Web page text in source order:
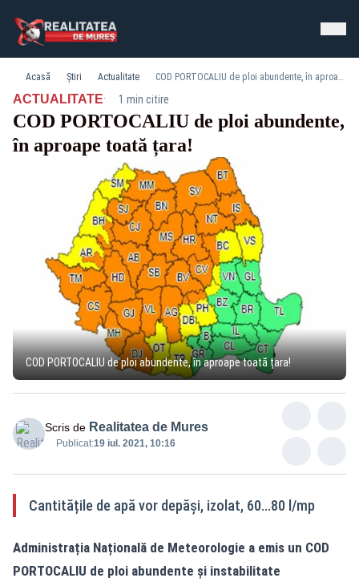
Acasă Știri Actualitate COD PORTOCALIU de ploi abundente, în aproape toată țara!
ACTUALITATE· 1 min citire
COD PORTOCALIU de ploi abundente,
în aproape toată țara!
COD PORTOCALIU de ploi abundente, în aproape toată țara!
Scris de Realitatea de Mures
Publicat:19 iul. 2021, 10:16
Cantitățile de apă vor depăși, izolat, 60...80 l/mp
Administrația Națională de Meteorologie a emis un COD
PORTOCALIU de ploi abundente și instabilitate